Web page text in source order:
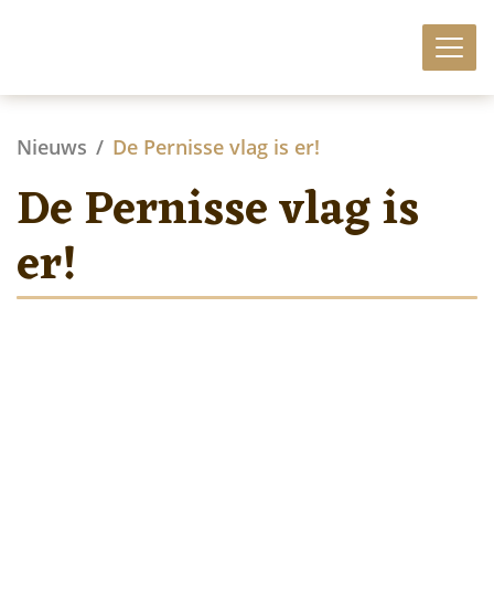
Nieuws De Pernisse vlag is er!
De Pernisse vlag is
er!